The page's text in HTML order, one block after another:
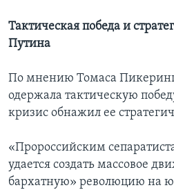
Тактическая победа и
Путина
По мнению Томаса
одержала тактическую
кризис обнажил ее
«Пророссийским
удается создать массовое
бархатную» революцию на